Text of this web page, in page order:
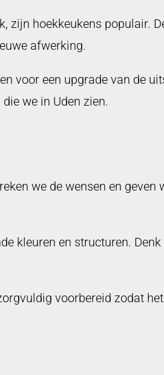
zijn hoekkeukens populair.
afwerking.
voor een upgrade van de
we in Uden zien.
we de wensen en geven
kleuren en structuren.
voorbereid zodat